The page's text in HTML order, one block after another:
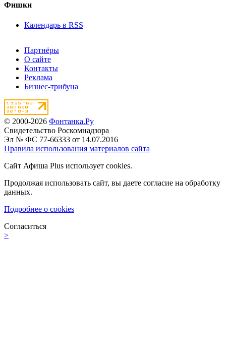
Фишки
Календарь в RSS
Партнёры
О сайте
Контакты
Реклама
Бизнес-трибуна
© 2000-2026 Фонтанка.Ру
Свидетельство Роскомнадзора
Эл № ФС 77-66333 от 14.07.2016
Правила использования материалов сайта
Сайт Афиша Plus использует cookies.
Продолжая использовать сайт, вы даете согласие на обработку
данных.
Подробнее о cookies
Согласиться
>